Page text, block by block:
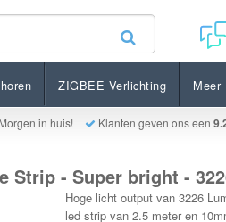
ZIGBEE Verlichting Meer
in huis! Klanten geven ons een
3226 Lumen per meter
Strip - Super bright -
Hoge licht output van 3226
led strip van 2.5 meter en